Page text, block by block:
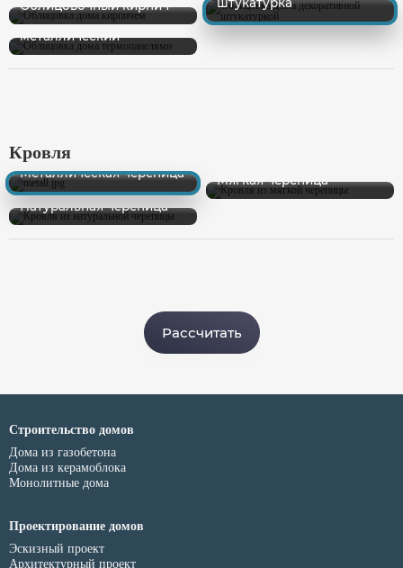
Облицовочный кирпич
Сайдинг пластиковый/
металлический
Кровля
Металлическая черепица
Мягкая черепица
Натуральная черепица
Рассчитать
Строительство домов
Дома из газобетона
Дома из керамоблока
Монолитные дома
Проектирование домов
Эскизный проект
Архитектурный проект